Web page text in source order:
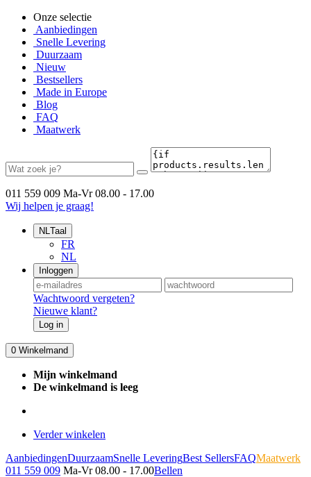
Onze selectie
Aanbiedingen
Snelle Levering
Duurzaam
Nieuw
Bestsellers
Made in Europe
Blog
FAQ
Maatwerk
011 559 009 Ma-Vr 08.00 - 17.00
Wij helpen je graag!
NLTaal
FR
NL
Inloggen
Wachtwoord vergeten?
Nieuwe klant?
Log in
0 Winkelmand
Mijn winkelmand
De winkelmand is leeg
Verder winkelen
AanbiedingenDuurzaamSnelle LeveringBest SellersFAQMaatwerk
011 559 009 Ma-Vr 08.00 - 17.00Bellen